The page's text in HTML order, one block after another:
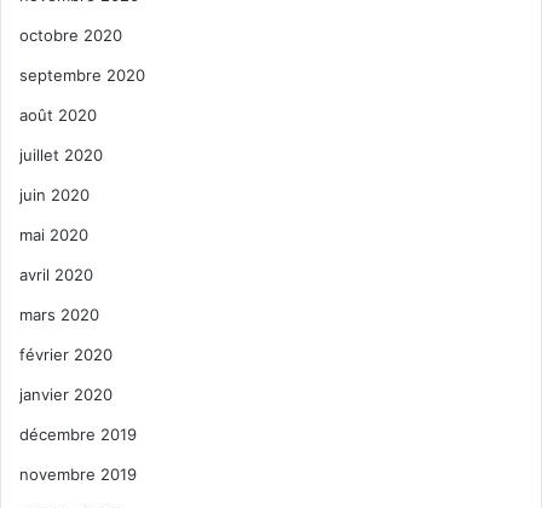
octobre 2020
septembre 2020
août 2020
juillet 2020
juin 2020
mai 2020
avril 2020
mars 2020
février 2020
janvier 2020
décembre 2019
novembre 2019